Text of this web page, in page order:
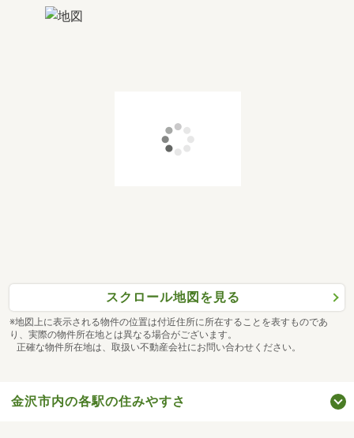
スクロール地図を見る
※地図上に表示される物件の位置は付近住所に所在することを表すものであ
り、実際の物件所在地とは異なる場合がございます。
正確な物件所在地は、取扱い不動産会社にお問い合わせください。
金沢市内の各駅の住みやすさ